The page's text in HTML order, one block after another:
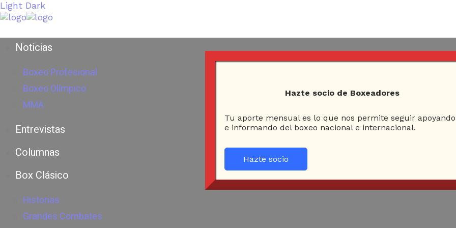
Light Dark
Noticias
Boxeo Profesional
Boxeo Olímpico
MMA
Entrevistas
Columnas
Box Clásico
Historias
Grandes Combates
Hazte socio de Boxeadores
Tu aporte mensual es lo que nos permite seguir apoyando
e informando del boxeo nacional e internacional.
Hazte socio